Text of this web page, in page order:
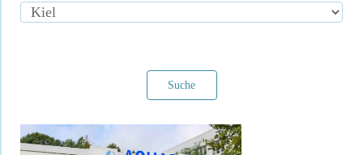
Suche